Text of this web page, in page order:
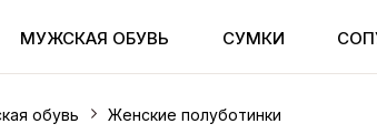
МУЖСКАЯ ОБУВЬ СУМКИ
обувь Женские полуботинки